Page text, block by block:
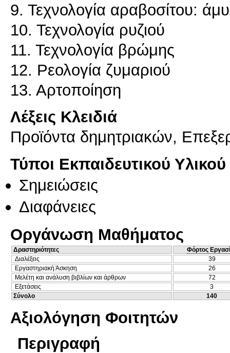
9. Τεχνολογία αραβοσίτου:
10. Τεχνολογία ρυζιού
11. Τεχνολογία βρώμης
12. Ρεολογία ζυμαριού
13. Αρτοποίηση
Λέξεις Κλειδιά
Προϊόντα δημητριακών,
Τύποι Εκπαιδευτικού Υλικού
Σημειώσεις
Διαφάνειες
Οργάνωση Μαθήματος
Δραστηριότητες
Φόρτος
Διαλέξεις
39
Εργαστηριακή Άσκηση
26
Μελέτη και ανάλυση βιβλίων και άρθρων
72
Εξετάσεις
3
Σύνολο
140
Αξιολόγηση Φοιτητών
Περιγραφή